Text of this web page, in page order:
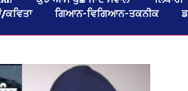
ਗਿਆਨ-ਵਿਗਿਆਨ-ਤਕਨੀਕ